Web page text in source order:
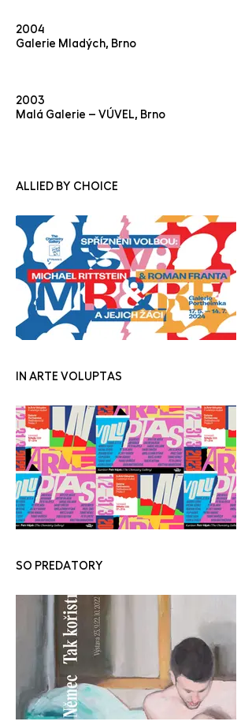
2004
Galerie Mladých, Brno
2003
Malá Galerie – VÚVEL, Brno
ALLIED BY CHOICE
IN ARTE VOLUPTAS
SO PREDATORY